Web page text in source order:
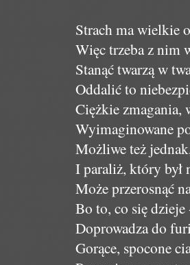
Strach ma wielkie
Więc trzeba z nim
Stanąć twarzą w
Oddalić to
Ciężkie zmagania,
Wyimaginowane
Możliwe też
I paraliż, który był
Może przerosnąć
Bo to, co się dzieje
Doprowadza do
Gorące, spocone